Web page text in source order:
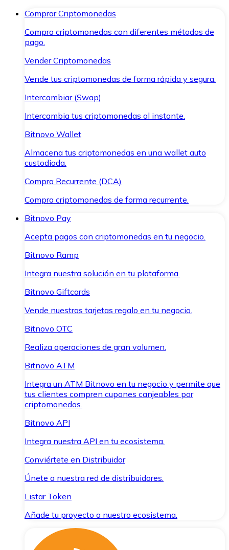
Comprar Criptomonedas
Compra criptomonedas con diferentes métodos de
pago.
Vender Criptomonedas
Vende tus criptomonedas de forma rápida y segura.
Intercambiar (Swap)
Intercambia tus criptomonedas al instante.
Bitnovo Wallet
Almacena tus criptomonedas en una wallet auto
custodiada.
Compra Recurrente (DCA)
Compra criptomonedas de forma recurrente.
Bitnovo Pay
Acepta pagos con criptomonedas en tu negocio.
Bitnovo Ramp
Integra nuestra solución en tu plataforma.
Bitnovo Giftcards
Vende nuestras tarjetas regalo en tu negocio.
Bitnovo OTC
Realiza operaciones de gran volumen.
Bitnovo ATM
Integra un ATM Bitnovo en tu negocio y permite que
tus clientes compren cupones canjeables por
criptomonedas.
Bitnovo API
Integra nuestra API en tu ecosistema.
Conviértete en Distribuidor
Únete a nuestra red de distribuidores.
Listar Token
Añade tu proyecto a nuestro ecosistema.